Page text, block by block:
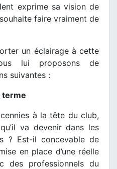
exprime sa vision de
faire vraiment de
un éclairage à cette
lui proposons de
suivantes :
terme
à la tête du club,
va devenir dans les
? Est-il concevable de
en place d’une réelle
des professionnels du